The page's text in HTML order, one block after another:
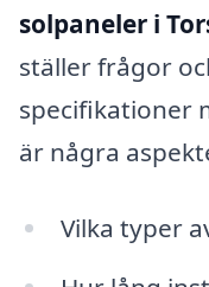
solpaneler i
ställer frågor
specifikationer
är några
Vilka typer